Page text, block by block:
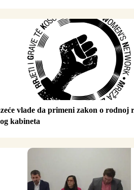
vlade da primeni zakon o rodnoj
kabineta